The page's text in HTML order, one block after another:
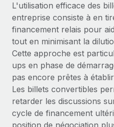
Plateforme
Des fonctions RH clés
Connecter Nouveau
Connectez n'importe quel
notre MCP
Intégrations
Rationalisez vos
Développez vos équipes
mesure
Entreprise
Les RH à l’international
TRAVAILLONS ENSEMBLE
Partenaires
Intégrez les RH à
Études de cas
Glossaire RH
Checklists et modèles
Descriptions de postes
Webinaires
Événements
Português (Portugal)
日本語
한국어
中文（简体）
L'utilisation efficace des
entreprise consiste à en
financement relais pour
tout en minimisant la
Cette approche est
ups en phase de
pas encore prêtes à
Les billets convertibles
retarder les discussions
cycle de financement
position de négociation